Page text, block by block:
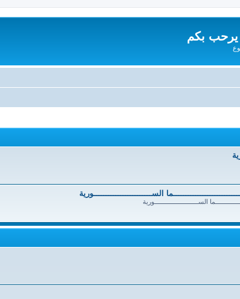
يرحب بكم
الســــــــــــــــــــــــورية
الســــــــــــــــــــــــورية